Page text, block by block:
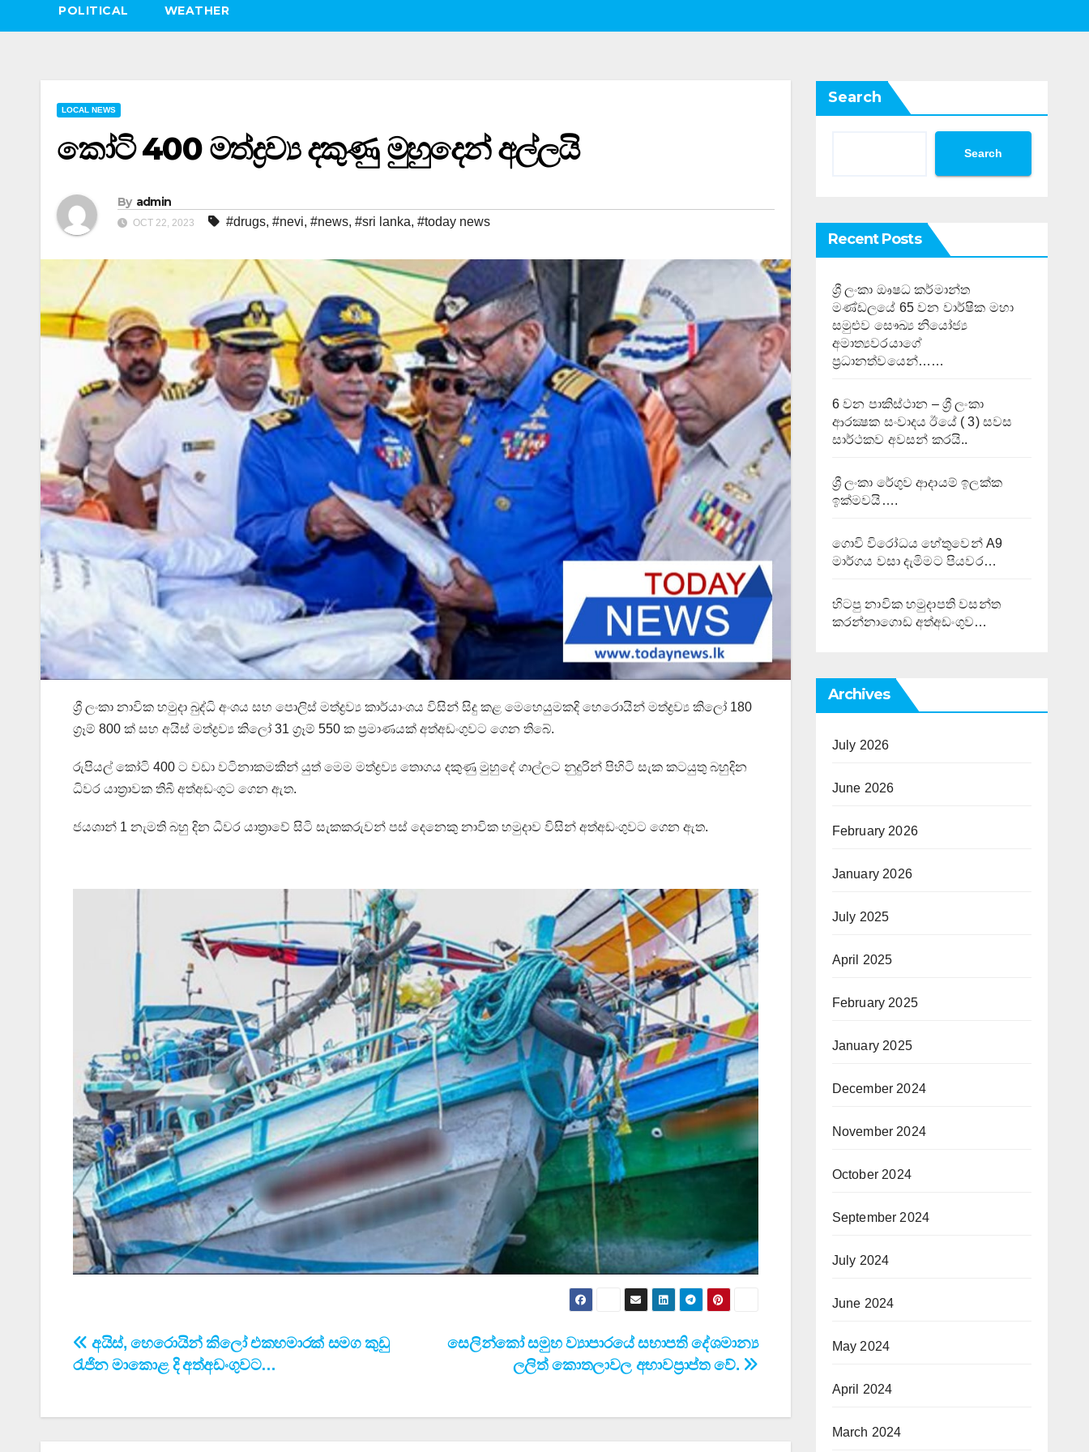
POLITICAL WEATHER
LOCAL NEWS
කෝටි 400 මත්ද්‍රව්‍ය දකුණු මුහුදෙන් අල්ලයි
By admin
OCT 22, 2023 #drugs, #nevi, #news, #sri lanka, #today news
ශ්‍රී ලංකා නාවික හමුදා බුද්ධි අංශය සහ පොලිස් මත්ද්‍රව්‍ය කාර්යාංශය විසින් සිදු කළ මෙහෙයුමකදි හෙරොයින් මත්ද්‍රව්‍ය කිලෝ 180
ග්‍රෑම් 800 ක් සහ අයිස් මත්ද්‍රව්‍ය කිලෝ 31 ග්‍රෑම් 550 ක ප්‍රමාණයක් අත්අඩංගුවට ගෙන තිබේ.
රුපියල් කෝටි 400 ට වඩා වටිනාකමකින් යුත් මෙම මත්ද්‍රව්‍ය තොගය දකුණු මුහුදේ ගාල්ලට නුදුරින් පිහිටි සැක කටයුතු බහුදින
ධිවර යාත්‍රාවක තිබී අත්අඩංගුට ගෙන ඇත.
ජයශාන් 1 නැමති බහු දින ධීවර යාත්‍රාවේ සිටි සැකකරුවන් පස් දෙනෙකු නාවික හමුදාව විසින් අත්අඩංගුවට ගෙන ඇත.
Post
navigation
සෙලින්කෝ සමුහ ව්‍යාපාරයේ සභාපති දේශමාන්‍ය
ලලිත් කොතලාවල අභාවප්‍රාප්ත වේ.
අයිස්, හෙරොයින් කිලෝ එකහමාරක් සමග කුඩු
රැජින මාකොළ දි අත්අඩංගුවට…
Search
Search
Recent Posts
ශ්‍රී ලංකා ඖෂධ කර්මාන්ත
මණ්ඩලයේ 65 වන වාර්ෂික මහා
සමුළුව සෞඛ්‍ය නියෝජ්‍ය
අමාත්‍යවරයාගේ
ප්‍රධානත්වයෙන්……
6 වන පාකිස්ථාන – ශ්‍රී ලංකා
ආරක්‍ෂක සංවාදය ඊයේ ( 3) සවස
සාර්ථකව අවසන් කරයි..
ශ්‍රී ලංකා රේගුව ආදායම් ඉලක්ක
ඉක්මවයි….
ගොවි විරෝධය හේතුවෙන් A9
මාර්ගය වසා දැමිමට පියවර…
හිටපු නාවික හමුදාපති වසන්ත
කරන්නාගොඩ අත්අඩංගුව…
Archives
July 2026
June 2026
February 2026
January 2026
July 2025
April 2025
February 2025
January 2025
December 2024
November 2024
October 2024
September 2024
July 2024
June 2024
May 2024
April 2024
March 2024